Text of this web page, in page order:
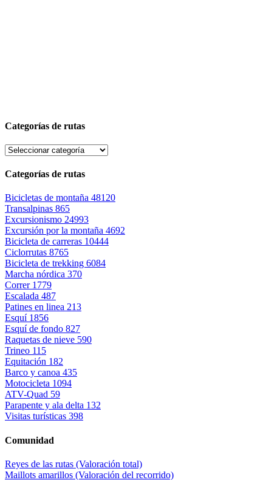
Categorías de rutas
Categorías de rutas
Bicicletas de montaña 48120
Transalpinas 865
Excursionismo 24993
Excursión por la montaña 4692
Bicicleta de carreras 10444
Ciclorrutas 8765
Bicicleta de trekking 6084
Marcha nórdica 370
Correr 1779
Escalada 487
Patines en linea 213
Esquí 1856
Esquí de fondo 827
Raquetas de nieve 590
Trineo 115
Equitación 182
Barco y canoa 435
Motocicleta 1094
ATV-Quad 59
Parapente y ala delta 132
Visitas turísticas 398
Comunidad
Reyes de las rutas (Valoración total)
Maillots amarillos (Valoración del recorrido)